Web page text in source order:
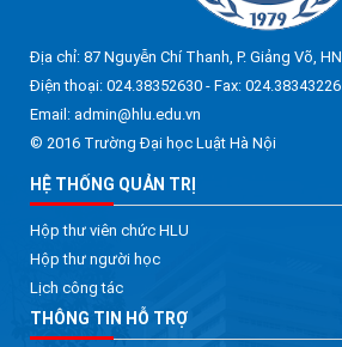
Địa chỉ: 87 Nguyễn Chí Thanh, P. Giảng Võ, HN
Điện thoại: 024.38352630 - Fax: 024.38343226
Email: admin@hlu.edu.vn
© 2016 Trường Đại học Luật Hà Nội
HỆ THỐNG QUẢN TRỊ
Hộp thư viên chức HLU
Hộp thư người học
Lịch công tác
THÔNG TIN HỖ TRỢ